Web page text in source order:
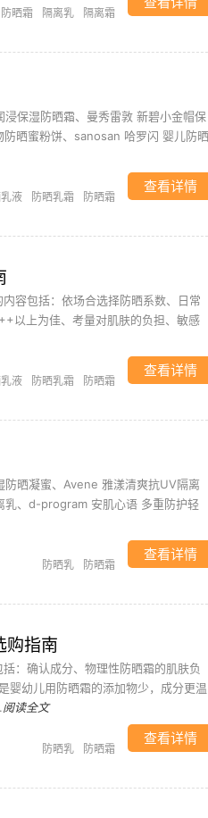
防晒霜 隔离乳 隔离霜
保湿防晒霜、曼秀雷敦 新碧小金帽保
晒蜜粉饼、sanosan 哈罗闪 婴儿防晒
液 防晒乳霜 防晒霜
查看详情
容包括：依场合选择防晒系数、日常
以上为佳、考量对肌肤的负担、敏感
液 防晒乳霜 防晒霜
查看详情
晒凝蜜、Avene 雅漾清爽抗UV隔离
乳、d-program 安肌心语 多重防护轻
防晒乳 防晒霜
查看详情
购指南
：确认成分、物理性防晒霜的肌肤负
婴幼儿用防晒霜的添加物少，成分更温
阅读全文
防晒乳 防晒霜
查看详情